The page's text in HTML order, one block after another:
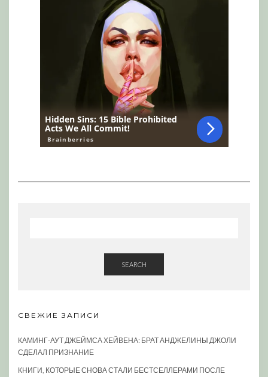
SEARCH
СВЕЖИЕ ЗАПИСИ
КАМИНГ-АУТ ДЖЕЙМСА ХЕЙВЕНА: БРАТ АНДЖЕЛИНЫ ДЖОЛИ
СДЕЛАЛ ПРИЗНАНИЕ
КНИГИ, КОТОРЫЕ СНОВА СТАЛИ БЕСТСЕЛЛЕРАМИ ПОСЛЕ